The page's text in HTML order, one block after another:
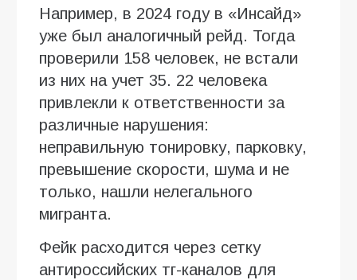
Например, в 2024 году в «Инсайд»
уже был аналогичный рейд. Тогда
проверили 158 человек, не встали
из них на учет 35. 22 человека
привлекли к ответственности за
различные нарушения:
неправильную тонировку, парковку,
превышение скорости, шума и не
только, нашли нелегального
мигранта.
Фейк расходится через сетку
антироссийских тг-каналов для